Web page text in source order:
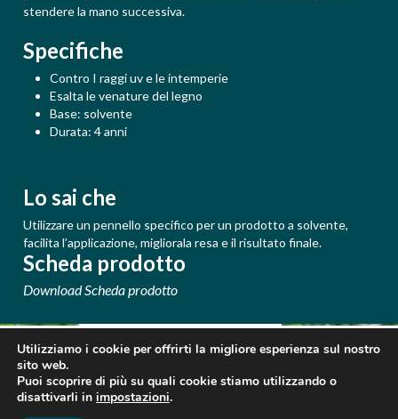
stendere la mano successiva.
Specifiche
Contro I raggi uv e le intemperie
Esalta le venature del legno
Base: solvente
Durata: 4 anni
Lo sai che
Utilizzare un pennello specifico per un prodotto a solvente,
facilita l’applicazione, migliorala resa e il risultato finale.
Scheda prodotto
Download Scheda prodotto
PRIVACY CONTATTI
SCARICA CATALOGO
Utilizziamo i cookie per offrirti la migliore esperienza sul nostro
sito web.
Puoi scoprire di più su quali cookie stiamo utilizzando o
disattivarli in impostazioni.